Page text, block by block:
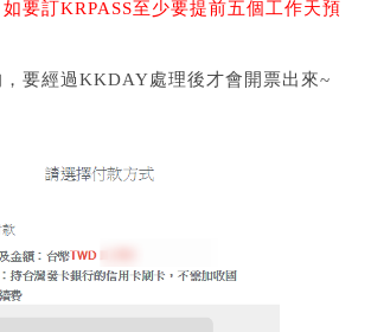
如要訂KRPASS至少要提前五個工作天預
，要經過KKDAY處理後才會開票出來~